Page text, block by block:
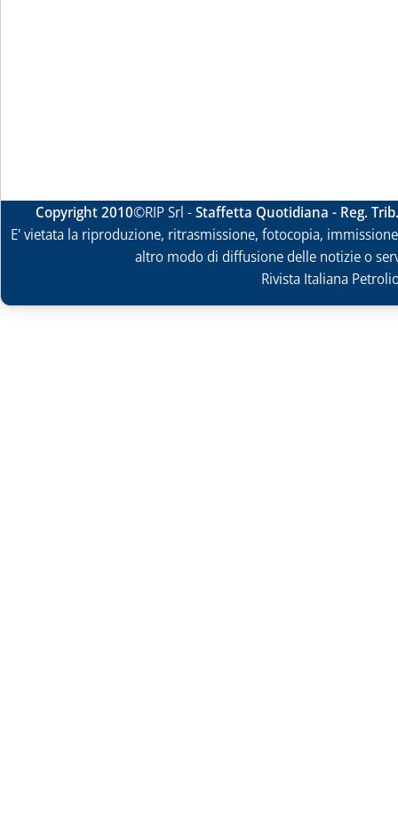
Copyright 2010©RIP Srl -Staffetta Quotidiana - Reg.
E' vietata la riproduzione, ritrasmissione, fotocopia,
altro modo di diffusione delle notizie o
Rivista Italiana